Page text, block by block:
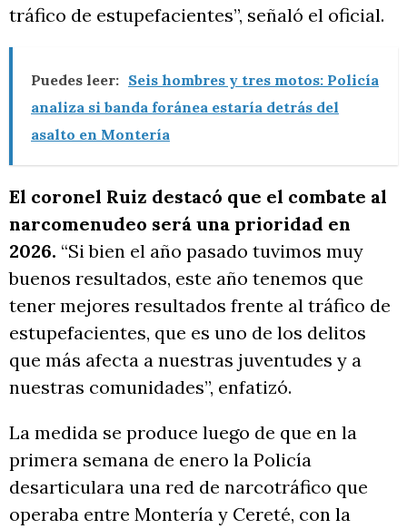
tráfico de estupefacientes”, señaló el oficial.
Puedes leer: Seis hombres y tres motos: Policía
analiza si banda foránea estaría detrás del
asalto en Montería
El coronel Ruiz destacó que el combate al
narcomenudeo será una prioridad en
2026. “Si bien el año pasado tuvimos muy
buenos resultados, este año tenemos que
tener mejores resultados frente al tráfico de
estupefacientes, que es uno de los delitos
que más afecta a nuestras juventudes y a
nuestras comunidades”, enfatizó.
La medida se produce luego de que en la
primera semana de enero la Policía
desarticulara una red de narcotráfico que
operaba entre Montería y Cereté, con la